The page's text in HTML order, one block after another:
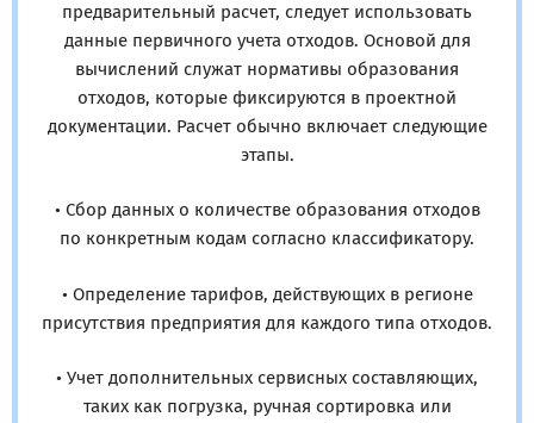
предварительный расчет, следует использовать
данные первичного учета отходов. Основой для
вычислений служат нормативы образования
отходов, которые фиксируются в проектной
документации. Расчет обычно включает следующие
этапы.
• Сбор данных о количестве образования отходов
по конкретным кодам согласно классификатору.
• Определение тарифов, действующих в регионе
присутствия предприятия для каждого типа отходов.
• Учет дополнительных сервисных составляющих,
таких как погрузка, ручная сортировка или